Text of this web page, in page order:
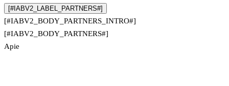
[#IABV2_LABEL_PARTNERS#]
[#IABV2_BODY_PARTNERS_INTRO#]
[#IABV2_BODY_PARTNERS#]
Apie